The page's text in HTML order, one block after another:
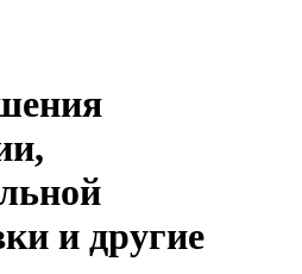
и другие